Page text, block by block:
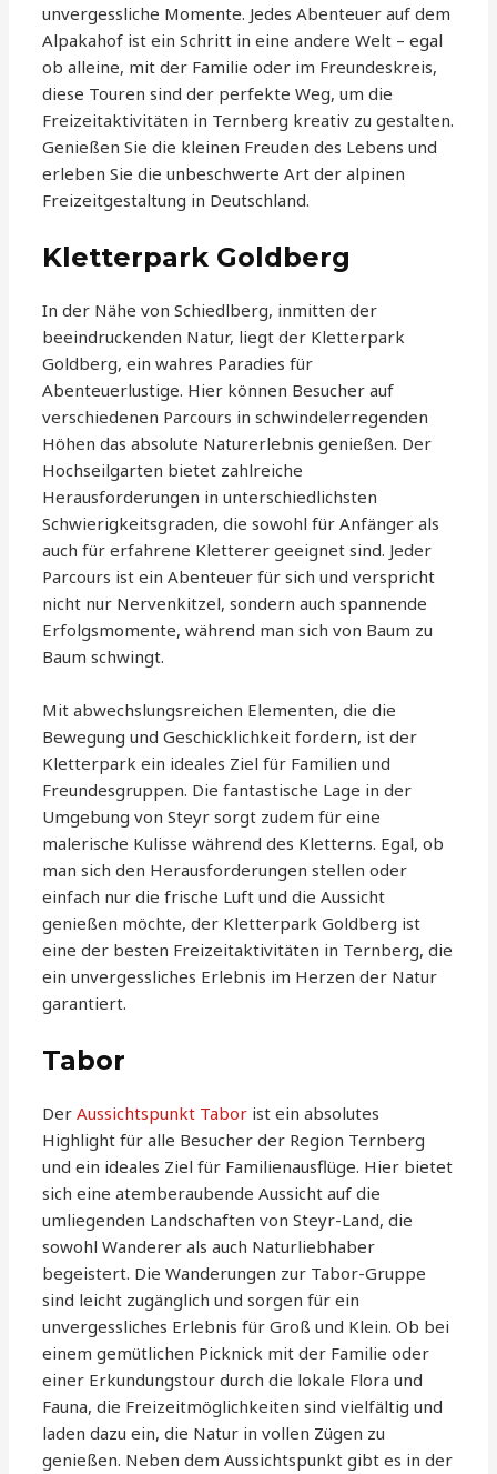
unvergessliche Momente. Jedes Abenteuer auf dem
Alpakahof ist ein Schritt in eine andere Welt – egal
ob alleine, mit der Familie oder im Freundeskreis,
diese Touren sind der perfekte Weg, um die
Freizeitaktivitäten in Ternberg kreativ zu gestalten.
Genießen Sie die kleinen Freuden des Lebens und
erleben Sie die unbeschwerte Art der alpinen
Freizeitgestaltung in Deutschland.
Kletterpark Goldberg
In der Nähe von Schiedlberg, inmitten der
beeindruckenden Natur, liegt der Kletterpark
Goldberg, ein wahres Paradies für
Abenteuerlustige. Hier können Besucher auf
verschiedenen Parcours in schwindelerregenden
Höhen das absolute Naturerlebnis genießen. Der
Hochseilgarten bietet zahlreiche
Herausforderungen in unterschiedlichsten
Schwierigkeitsgraden, die sowohl für Anfänger als
auch für erfahrene Kletterer geeignet sind. Jeder
Parcours ist ein Abenteuer für sich und verspricht
nicht nur Nervenkitzel, sondern auch spannende
Erfolgsmomente, während man sich von Baum zu
Baum schwingt.
Mit abwechslungsreichen Elementen, die die
Bewegung und Geschicklichkeit fordern, ist der
Kletterpark ein ideales Ziel für Familien und
Freundesgruppen. Die fantastische Lage in der
Umgebung von Steyr sorgt zudem für eine
malerische Kulisse während des Kletterns. Egal, ob
man sich den Herausforderungen stellen oder
einfach nur die frische Luft und die Aussicht
genießen möchte, der Kletterpark Goldberg ist
eine der besten Freizeitaktivitäten in Ternberg, die
ein unvergessliches Erlebnis im Herzen der Natur
garantiert.
Tabor
DerAussichtspunkt Tabor ist ein absolutes
Highlight für alle Besucher der Region Ternberg
und ein ideales Ziel für Familienausflüge. Hier bietet
sich eine atemberaubende Aussicht auf die
umliegenden Landschaften von Steyr-Land, die
sowohl Wanderer als auch Naturliebhaber
begeistert. Die Wanderungen zur Tabor-Gruppe
sind leicht zugänglich und sorgen für ein
unvergessliches Erlebnis für Groß und Klein. Ob bei
einem gemütlichen Picknick mit der Familie oder
einer Erkundungstour durch die lokale Flora und
Fauna, die Freizeitmöglichkeiten sind vielfältig und
laden dazu ein, die Natur in vollen Zügen zu
genießen. Neben dem Aussichtspunkt gibt es in der